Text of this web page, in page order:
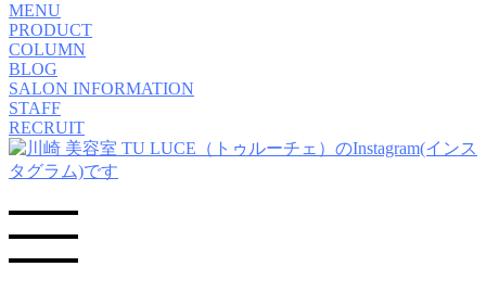
MENU
PRODUCT
COLUMN
BLOG
SALON INFORMATION
STAFF
RECRUIT